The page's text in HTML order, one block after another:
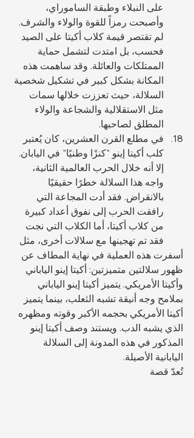
على النبلاء وطبقة الساموراي،
وأصبحت رمزاً للقوة والولاء والشرف.
لم تقتصر قيمة كلاب أكيتا على الصيد
فحسب، بل امتدت لتشمل حماية
الممتلكات والعائلة. وقد ساهمت هذه
المكانة بشكل كبير في تشكيل شخصية
السلالة، حيث تعززت خلالها سمات
مثل الاستقلالية والشجاعة والولاء
المطلق لصاحبها.
في مطلع القرن العشرين، كان يُعتبر
كلب أكيتا إينو "كنزًا وطنيًا" في اليابان.
إلا أنه خلال الحرب العالمية الثانية،
واجه هذا السلالة خطرًا حقيقيًا
بالانقراض. فقد أدت المجاعة التي
رافقت الحرب إلى نفوق أعداد كبيرة
من كلاب أكيتا، أما الكلاب التي نجت
فقد تم تهجينها مع سلالات أخرى، مثل
أسفرت هذه العملية في نهاية المطاف عن
ظهور سلالتين متميزتين: أكيتا إينو الياباني
وأكيتا الأمريكي. يتميز أكيتا إينو الياباني
بملامح وجه أنيقة تشبه الثعلب، بينما يتميز
أكيتا الأمريكي بحجمه الأكبر وقوته ومظهره
الذي يشبه الدب. ويستند وصف أكيتا إينو
المذكور في هذه المدونة إلى السلالة
اليابانية الأصيلة.
تُعدّ قصة